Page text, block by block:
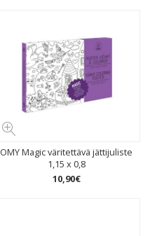
OMY Magic väritettävä jättijuliste
1,15 x 0,8
10,90€